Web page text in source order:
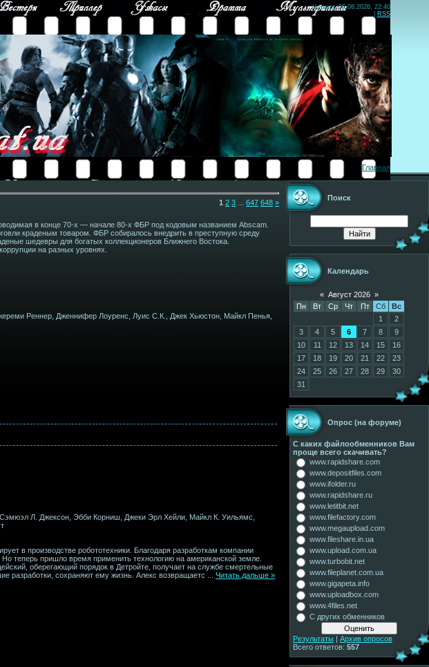
Четверг, 06.08.2026, 22:40
RSS
Главная
1 2 3 647 648 »
в конце 70-х — начале 80-х ФБР под кодовым названием Abscam.
краденым товаром. ФБР собиралось внедрить в преступную среду
шедевры для богатых коллекционеров Ближнего Востока.
на разных уровнях.
Реннер, Дженнифер Лоуренс, Луис С.К., Джек Хьюстон, Майкл Пенья,
Л. Джексон, Эбби Корниш, Джеки Эрл Хейли, Майкл К. Уильямс,
в производстве робототехники. Благодаря разработкам компании
теперь пришло время применить технологию на американской земле.
оберегающий порядок в Детройте, получает на службе смертельные
разработки, сохраняют ему жизнь. Алекс возвращаетс
Читать дальше »
Поиск
Календарь
« Август 2026 »
Пн
Вт Ср Чт Пт Сб
Вс
1
2
3
4 5 6 7 8
9
10
11 12 13 14 15
16
17
18 19 20 21 22
23
24
25 26 27 28 29
30
31
Опрос (на форуме)
С каких файлообменников Вам
проще всего скачивать?
www.rapidshare.com
www.depositfiles.com
www.ifolder.ru
www.rapidshare.ru
www.letitbit.net
www.filefactory.com
www.megaupload.com
www.fileshare.in.ua
www.upload.com.ua
www.turbobit.net
www.fileplanet.com.ua
www.gigapeta.info
www.uploadbox.com
www.4files.net
С других обменников
Результаты | Архив опросов
Всего ответов: 557